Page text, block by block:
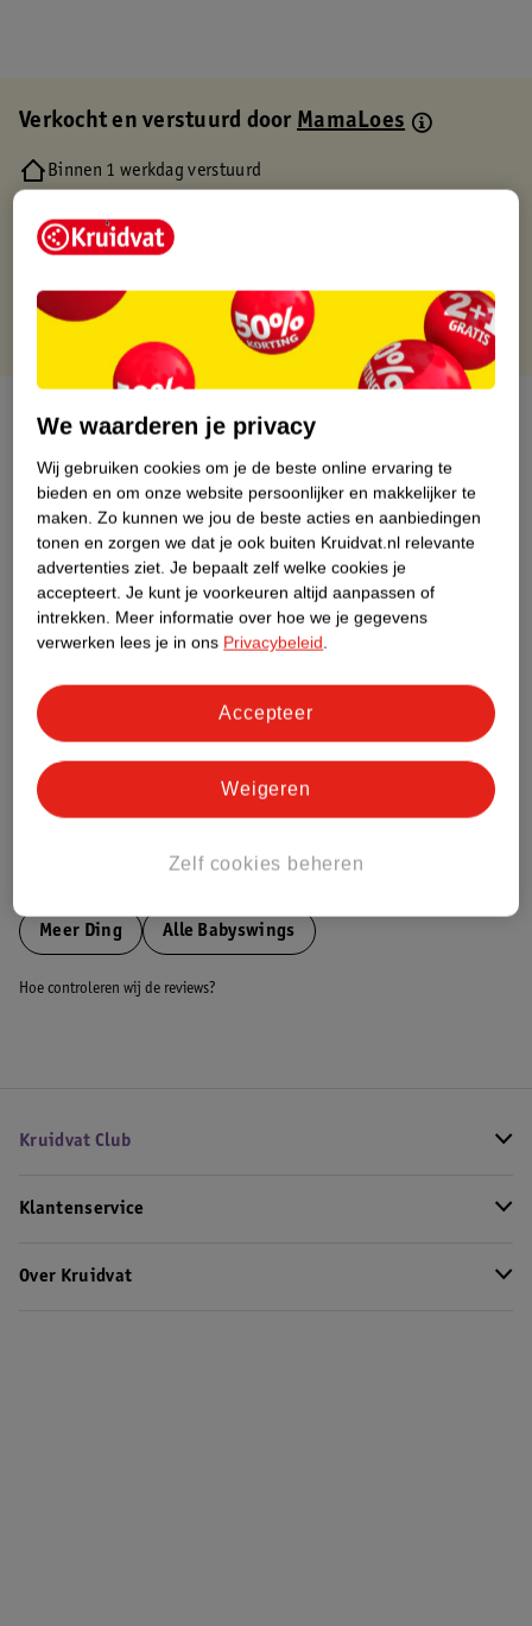
Verkocht en verstuurd doorMamaLoes
Binnen 1 werkdag verstuurd
Gratis retourneren via verkooppartner.
Gratis punten met je Kruidvat kaart
Over dit product
Productinformatie
Etiketinformatie
Nature Impact Score
Dit product heeft (nog) geen Nature
Bestel & Bezorginformatie
Meer Ding Alle Babyswings
Hoe controleren wij de reviews?
Kruidvat Club
Klantenservice
Over Kruidvat
We waarderen je privacy
Wij gebruiken cookies om je de beste online ervaring te
bieden en om onze website persoonlijker en makkelijker te
maken. Zo kunnen we jou de beste acties en aanbiedingen
tonen en zorgen we dat je ook buiten Kruidvat.nl relevante
advertenties ziet. Je bepaalt zelf welke cookies je
accepteert. Je kunt je voorkeuren altijd aanpassen of
intrekken. Meer informatie over hoe we je gegevens
verwerken lees je in ons Privacybeleid.
Zelf cookies beheren
Weigeren
Accepteer